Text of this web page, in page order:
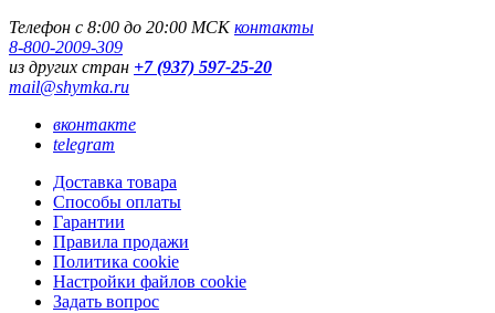
Телефон с 8:00 до 20:00 МСКконтакты
8-800-2009-309
из других стран +7 (937) 597-25-20
mail@shymka.ru
вконтакте
telegram
Доставка товара
Способы оплаты
Гарантии
Правила продажи
Политика cookie
Настройки файлов cookie
Задать вопрос